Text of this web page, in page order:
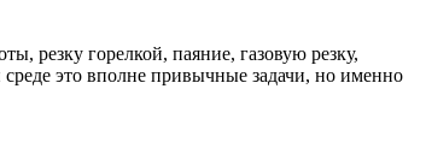
резку горелкой, паяние, газовую резку,
это вполне привычные задачи, но именно